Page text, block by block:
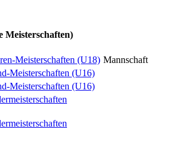
Meisterschaften)
Meisterschaften (U18) Mannschaft
Meisterschaften (U16)
Meisterschaften (U16)